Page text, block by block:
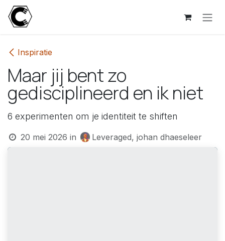
Overslaan naar inhoud
Inspiratie
Maar jij bent zo
gedisciplineerd en ik niet
6 experimenten om je identiteit te shiften
20 mei 2026 in Leveraged, johan dhaeseleer